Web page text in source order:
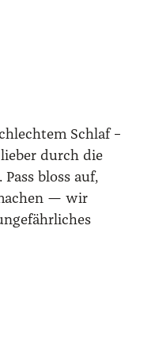
Schlaf –
durch die
bloss auf,
— wir